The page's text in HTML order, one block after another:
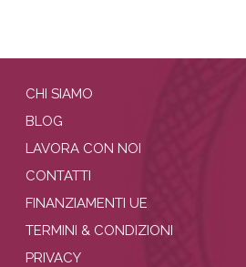
CHI SIAMO
BLOG
LAVORA CON NOI
CONTATTI
FINANZIAMENTI UE
TERMINI & CONDIZIONI
PRIVACY